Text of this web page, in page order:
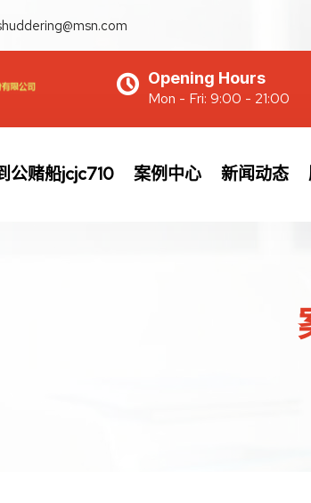
Opening Hours
Mon - Fri: 9:00 - 21:00
公赌船jcjc710 案例中心 新闻动态